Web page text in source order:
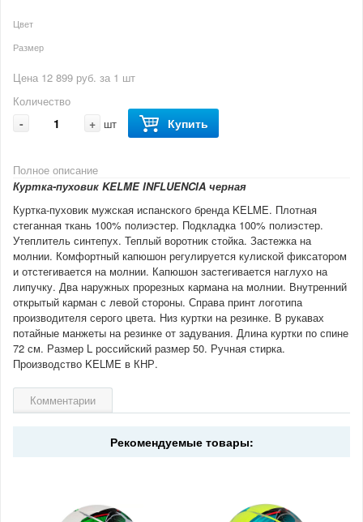
Цвет
Размер
Цена 12 899 руб. за 1 шт
Количество
- + шт Купить
Полное описание
Куртка-пуховик KELME INFLUENCIA черная
Куртка-пуховик мужская испанского бренда KELME. Плотная
стеганная ткань 100% полиэстер. Подкладка 100% полиэстер.
Утеплитель синтепух. Теплый воротник стойка. Застежка на
молнии. Комфортный капюшон регулируется кулиской фиксатором
и отстегивается на молнии. Капюшон застегивается наглухо на
липучку. Два наружных прорезных кармана на молнии. Внутренний
открытый карман с левой стороны. Справа принт логотипа
производителя серого цвета. Низ куртки на резинке. В рукавах
потайные манжеты на резинке от задувания. Длина куртки по спине
72 см. Размер L российский размер 50. Ручная стирка.
Производство KELME в КНР.
Комментарии
Рекомендуемые товары: